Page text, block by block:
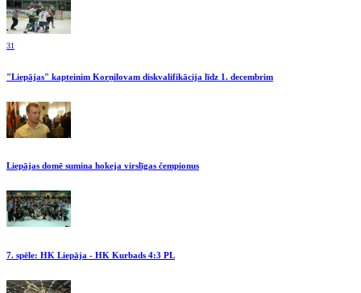
31
"Liepājas" kapteinim Korņilovam diskvalifikācija līdz 1. decembrim
Liepājas domē sumina hokeja virslīgas čempionus
7. spēle: HK Liepāja - HK Kurbads 4:3 PL